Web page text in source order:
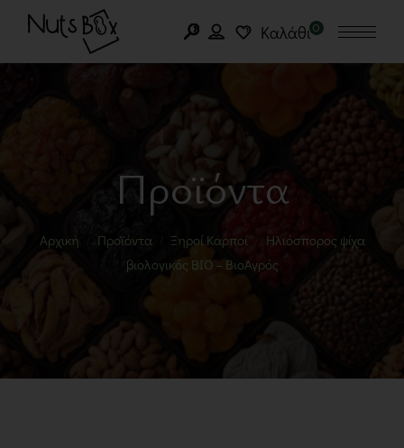
Καλάθι0
Προϊόντα
Αρχική Προϊόντα Ξηροί Καρποί
Ηλιόσπορος ψίχα
βιολογικός BIO – ΒιοΑγρός